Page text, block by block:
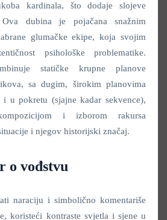
kardinala, što dodaje slojeve
dubina je pojačana snažnim
glumačke ekipe, koja svojim
psihološke problematike.
statičke krupne planove
sa dugim, širokim planovima
u pokretu (sjajne kadar sekvence),
i izborom rakursa
i njegov historijski značaj.
o vođstvu
naraciju i simbolično komentariše
koristeći kontraste svjetla i sjene u